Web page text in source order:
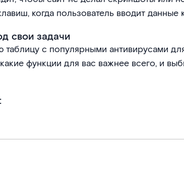
когда пользователь вводит данные
свои задачи
таблицу с популярными антивирусами
функции для вас важнее всего, и